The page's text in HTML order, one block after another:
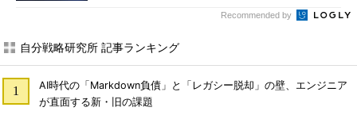
Recommended by
自分戦略研究所 記事ランキング
AI時代の「Markdown負債」と「レガシー脱却」の壁、エンジニア
が直面する新・旧の課題